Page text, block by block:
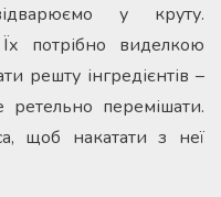
у круту.
потрібно виделкою
решту інгредієнтів –
перемішати.
щоб накатати з неї